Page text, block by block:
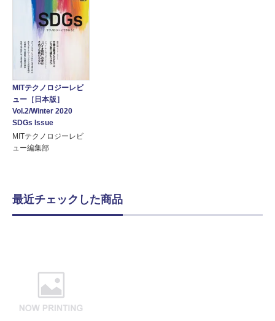
MITテクノロジーレビ
ュー［日本版］
Vol.2/Winter 2020
SDGs Issue
MITテクノロジーレビ
ュー編集部
最近チェックした商品